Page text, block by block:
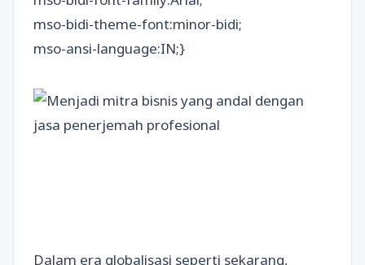
mso-bidi-theme-font:minor-bidi;
mso-ansi-language:IN;}
Dalam era globalisasi seperti sekarang,